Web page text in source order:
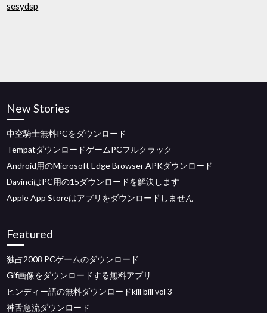
sesydsp
New Stories
中空騎士無料PCをダウンロード
TempatダウンロードゲームPCフルクラック
Android用のMicrosoft Edge Browser APKダウンロード
DavinciはPC用の15ダウンロードを解決します
Apple App Storeはアプリをダウンロードしません
Featured
独占2008 PCゲームのダウンロード
Gif画像をダウンロードする無料アプリ
ヒンディー語の無料ダウンロードkill bill vol 3
神舌急流ダウンロード